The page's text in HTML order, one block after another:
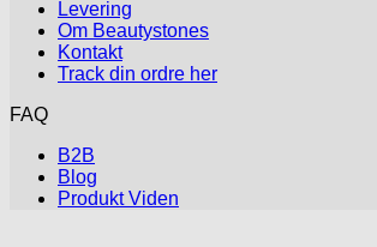
Levering
Om Beautystones
Kontakt
Track din ordre her
FAQ
B2B
Blog
Produkt Viden